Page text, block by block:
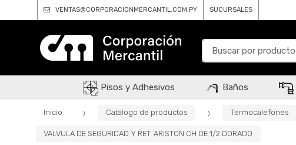
VENTAS@CORPORACIONMERCANTIL.COM.PY SUCURSALES
B
o
Pisos y Adhesivos Baños
Inicio Catálogo de productos Termocalefones
VALVULA DE SEGURIDAD Y RET. ARISTON CH DE 1/2 DORADO